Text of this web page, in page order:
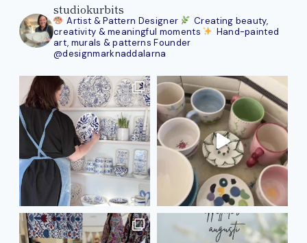
studiokurbits
Artist & Pattern Designer
Creating beauty,
creativity & meaningful moments
Hand-painted
art, murals & patterns Founder
@designmarknaddalarna